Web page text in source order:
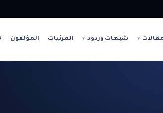
شبهات وردود المرئيات المؤلفون